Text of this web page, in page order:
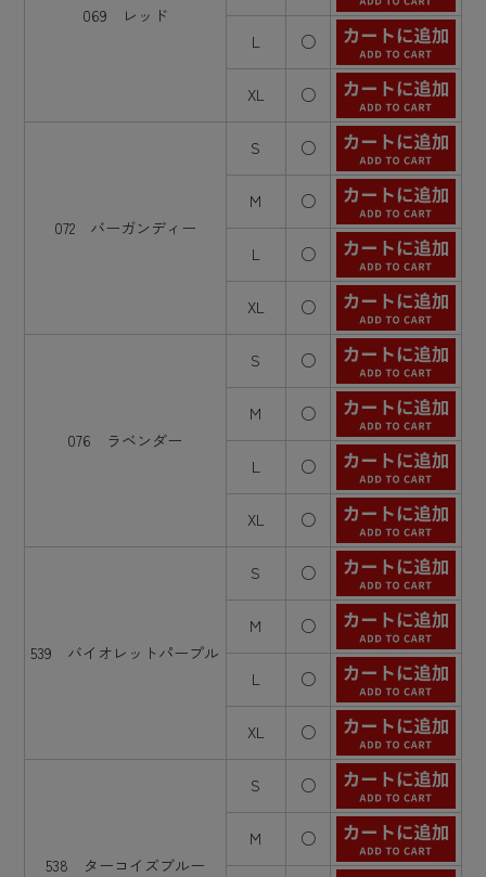
069 レッド
L ○
XL ○
072 バーガンディー
S ○
M ○
L ○
XL ○
076 ラベンダー
S ○
M ○
L ○
XL ○
539 バイオレットパープル
S ○
M ○
L ○
XL ○
538 ターコイズブルー
S ○
M ○